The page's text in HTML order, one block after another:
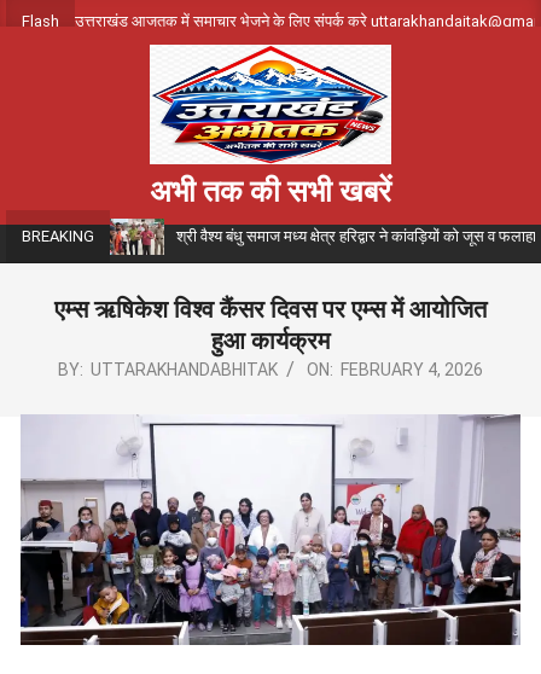
SkipFlash उत्तराखंड आजतक में समाचार भेजने के लिए संपर्क करे
अभी तक की सभी खबरें
BREAKING श्री वैश्य बंधु समाज मध्य क्षेत्र हरिद्वार ने कांवड़ियों को जूस व
एम्स ऋषिकेश विश्व कैंसर दिवस पर एम्स में आयोजित
हुआ कार्यक्रम
BY: UTTARAKHANDABHITAK ON: FEBRUARY 4, 2026